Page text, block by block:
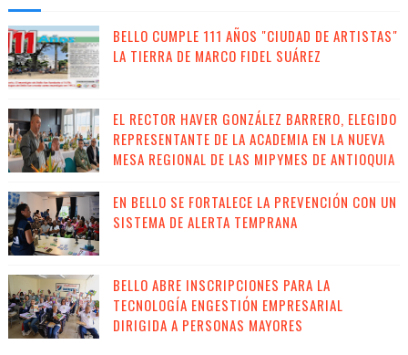
BELLO CUMPLE 111 AÑOS "CIUDAD DE ARTISTAS"
LA TIERRA DE MARCO FIDEL SUÁREZ
EL RECTOR HAVER GONZÁLEZ BARRERO, ELEGIDO
REPRESENTANTE DE LA ACADEMIA EN LA NUEVA
MESA REGIONAL DE LAS MIPYMES DE ANTIOQUIA
EN BELLO SE FORTALECE LA PREVENCIÓN CON UN
SISTEMA DE ALERTA TEMPRANA
BELLO ABRE INSCRIPCIONES PARA LA
TECNOLOGÍA ENGESTIÓN EMPRESARIAL
DIRIGIDA A PERSONAS MAYORES